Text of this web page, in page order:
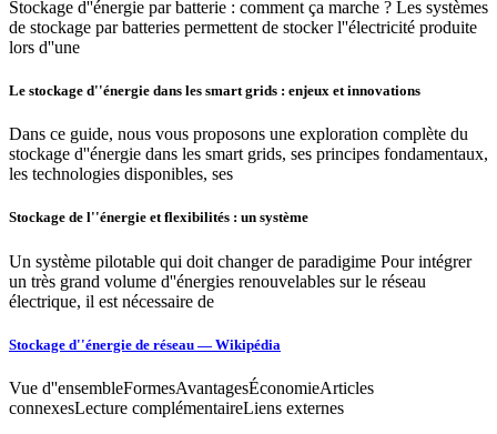
Stockage d''énergie par batterie : comment ça marche ? Les systèmes
de stockage par batteries permettent de stocker l''électricité produite
lors d''une
Le stockage d''énergie dans les smart grids : enjeux et innovations
Dans ce guide, nous vous proposons une exploration complète du
stockage d''énergie dans les smart grids, ses principes fondamentaux,
les technologies disponibles, ses
Stockage de l''énergie et flexibilités : un système
Un système pilotable qui doit changer de paradigime Pour intégrer
un très grand volume d''énergies renouvelables sur le réseau
électrique, il est nécessaire de
Stockage d''énergie de réseau — Wikipédia
Vue d''ensembleFormesAvantagesÉconomieArticles
connexesLecture complémentaireLiens externes